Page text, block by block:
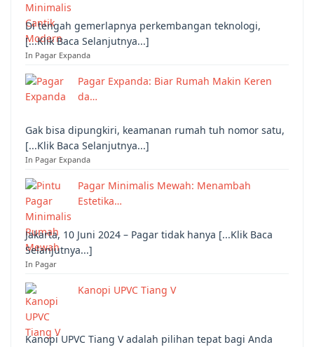
Di tengah gemerlapnya perkembangan teknologi,
[...Klik Baca Selanjutnya...]
In Pagar Expanda
Pagar Expanda: Biar Rumah Makin Keren
da…
Gak bisa dipungkiri, keamanan rumah tuh nomor satu,
[...Klik Baca Selanjutnya...]
In Pagar Expanda
Pagar Minimalis Mewah: Menambah
Estetika…
Jakarta, 10 Juni 2024 – Pagar tidak hanya [...Klik Baca
Selanjutnya...]
In Pagar
Kanopi UPVC Tiang V
Kanopi UPVC Tiang V adalah pilihan tepat bagi Anda